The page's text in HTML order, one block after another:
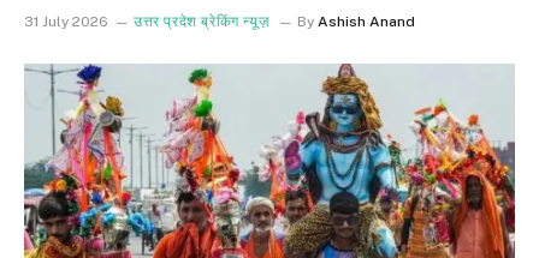
31 July 2026 उत्तर प्रदेश ब्रेकिंग न्यूज़ By Ashish Anand